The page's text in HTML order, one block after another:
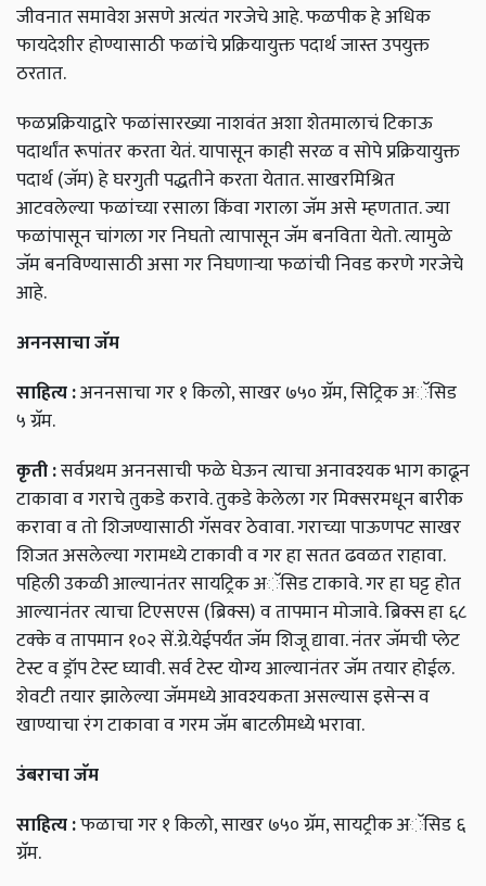
जीवनात समावेश असणे अत्यंत गरजेचे आहे. फळपीक हे अधिक
फायदेशीर होण्यासाठी फळांचे प्रक्रियायुक्त पदार्थ जास्त उपयुक्त
ठरतात.
फळप्रक्रियाद्वारे फळांसारख्या नाशवंत अशा शेतमालाचं टिकाऊ
पदार्थांत रूपांतर करता येतं. यापासून काही सरळ व सोपे प्रक्रियायुक्त
पदार्थ (जॅम) हे घरगुती पद्धतीने करता येतात. साखरमिश्रित
आटवलेल्या फळांच्या रसाला किंवा गराला जॅम असे म्हणतात. ज्या
फळांपासून चांगला गर निघतो त्यापासून जॅम बनविता येतो. त्यामुळे
जॅम बनविण्यासाठी असा गर निघणाऱ्या फळांची निवड करणे गरजेचे
आहे.
अननसाचाजॅम
साहित्य:अननसाचा गर १ किलो, साखर ७५० ग्रॅम, सिट्रिक अॅसिड
५ ग्रॅम.
कृती:सर्वप्रथम अननसाची फळे घेऊन त्याचा अनावश्यक भाग काढून
टाकावा व गराचे तुकडे करावे. तुकडे केलेला गर मिक्‍सरमधून बारीक
करावा व तो शिजण्यासाठी गॅसवर ठेवावा. गराच्या पाऊणपट साखर
शिजत असलेल्या गरामध्ये टाकावी व गर हा सतत ढवळत राहावा.
पहिली उकळी आल्यानंतर सायट्रिक अॅसिड टाकावे. गर हा घट्ट होत
आल्यानंतर त्याचा टिएसएस (ब्रिक्स) व तापमान मोजावे. ब्रिक्स हा ६८
टक्के व तापमान १०२ सें.ग्रे.येईपर्यंत जॅम शिजू द्यावा. नंतर जॅमची प्लेट
टेस्ट व ड्रॉप टेस्ट घ्यावी. सर्व टेस्ट योग्य आल्यानंतर जॅम तयार होईल.
शेवटी तयार झालेल्या जॅममध्ये आवश्यकता असल्यास इसेन्स व
खाण्याचा रंग टाकावा व गरम जॅम बाटलीमध्ये भरावा.
उंबराचाजॅम
साहित्य:फळाचा गर १ किलो, साखर ७५० ग्रॅम, सायट्रीक अॅसिड ६
ग्रॅम.